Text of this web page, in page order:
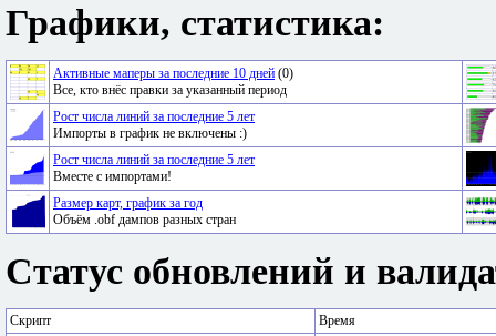
Графики, статистика:
Активные маперы за последние 10 дней (0)
Все, кто внёс правки за указанный период
Рост числа линий за последние 5 лет
Импорты в график не включены :)
Рост числа линий за последние 5 лет
Вместе с импортами!
Размер карт, график за год
Объём .obf дампов разных стран
Статус обновлений и
Скрипт Время